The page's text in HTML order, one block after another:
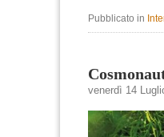
Pubblicato in
venerdì 14